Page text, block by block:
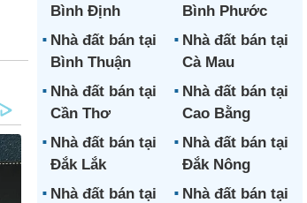
Bình Định
Bình Phước
Nhà đất bán tại
Bình Thuận
Nhà đất bán tại
Cà Mau
Nhà đất bán tại
Cần Thơ
Nhà đất bán tại
Cao Bằng
Nhà đất bán tại
Đắk Lắk
Nhà đất bán tại
Đắk Nông
Nhà đất bán tại
Nhà đất bán tại